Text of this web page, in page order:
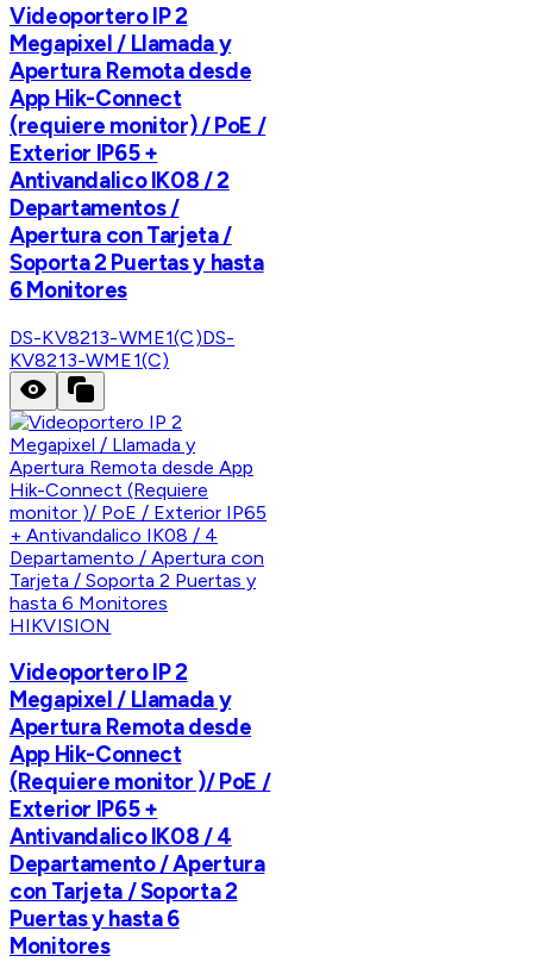
Videoportero IP 2
Megapixel / Llamada y
Apertura Remota desde
App Hik-Connect
(requiere monitor) / PoE /
Exterior IP65 +
Antivandalico IK08 / 2
Departamentos /
Apertura con Tarjeta /
Soporta 2 Puertas y hasta
6 Monitores
DS-KV8213-WME1(C)DS-
KV8213-WME1(C)
HIKVISION
Videoportero IP 2
Megapixel / Llamada y
Apertura Remota desde
App Hik-Connect
(Requiere monitor )/ PoE /
Exterior IP65 +
Antivandalico IK08 / 4
Departamento / Apertura
con Tarjeta / Soporta 2
Puertas y hasta 6
Monitores